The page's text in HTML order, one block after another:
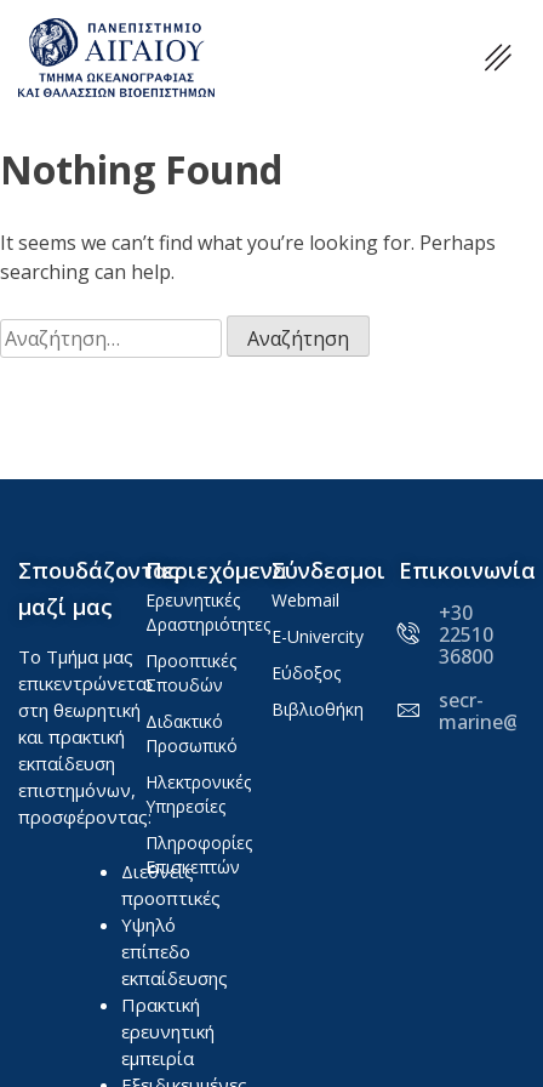
Nothing Found
It seems we can’t find what you’re looking for. Perhaps
searching can help.
Σπουδάζοντας
μαζί μας
Το Τμήμα μας
επικεντρώνεται
στη θεωρητική
και πρακτική
εκπαίδευση
επιστημόνων,
προσφέροντας:
Διεθνείς
προοπτικές
Υψηλό
επίπεδο
εκπαίδευσης
Πρακτική
ερευνητική
εμπειρία
Περιεχόμενα
Ερευνητικές
Δραστηριότητες
Προοπτικές
Σπουδών
Διδακτικό
Προσωπικό
Ηλεκτρονικές
Υπηρεσίες
Πληροφορίες
Επισκεπτών
Σύνδεσμοι
Webmail
E-Univercity
Εύδοξος
Βιβλιοθήκη
Επικοινωνία
+30
22510
36800
secr-